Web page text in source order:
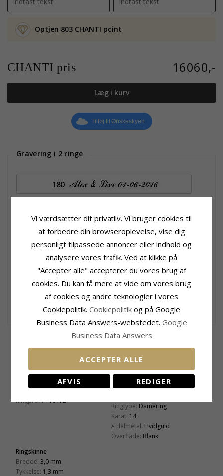
Optjen 803 CHANTI point
CHANTI pris 16060,-
Læg i kurv
Tilføj til Ønskeskyen
Gravering i 2 ringe
Se skrifttyper
+11 CHANTI point
CHANTI pris 220,-
Produktinformation
Form:4 og 3 mm
Karat:14
Hvidguld
Overflade:Blank
Ringprofil:Profil 2
Ringskinne
Bredde:4,0 mm
Tykkelse: 1,4 mm
Vægt:4,4 G
Leveringstid:Ca. 3 Uger
Ringtype: Damering
Karat: 14
Ædelmetal: Hvidguld
Overflade: Blank
Ringskinne
Bredde: 3,0 mm
Tykkelse: 1,3 mm
Vi værdsætter dit privatliv. Vi bruger cookies til
at forbedre din browseroplevelse, vise dig
personligt tilpassede annoncer eller indhold og
analysere vores trafik. Ved at klikke på
"Accepter alle" accepterer du vores brug af
cookies. Du kan få mere at vide om vores brug
af cookies og andre teknologier i vores
Cookiepolitik. Cookiepolitik og på Google
Business Data Answers-webstedet. Google
Business Data Answers
ACCEPTER ALLE
AFVIS REDIGER